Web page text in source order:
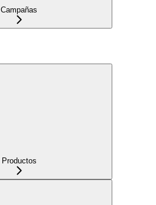
Campañas
Productos